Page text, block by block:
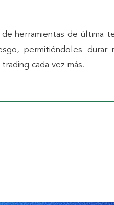
herramientas de última
permitiéndoles
cada vez más.